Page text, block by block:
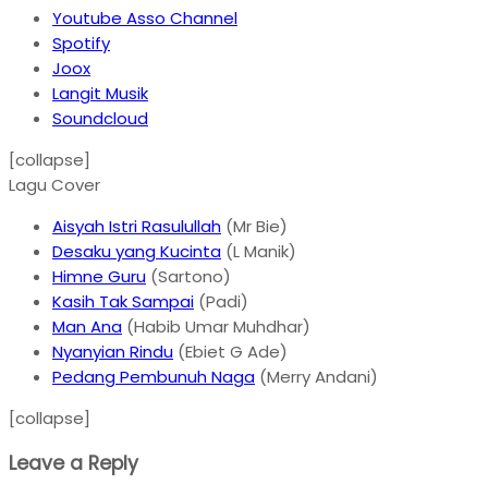
Youtube Asso Channel
Spotify
Joox
Langit Musik
Soundcloud
[collapse]
Lagu Cover
Aisyah Istri Rasulullah (Mr Bie)
Desaku yang Kucinta (L Manik)
Himne Guru (Sartono)
Kasih Tak Sampai (Padi)
Man Ana (Habib Umar Muhdhar)
Nyanyian Rindu (Ebiet G Ade)
Pedang Pembunuh Naga (Merry Andani)
[collapse]
Leave a Reply